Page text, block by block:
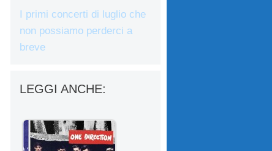
I primi concerti di luglio che
non possiamo perderci a
breve
LEGGI ANCHE: